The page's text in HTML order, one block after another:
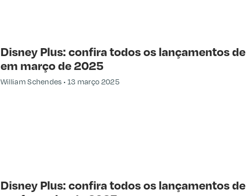
Disney Plus: confira todos os lançamentos
em março de 2025
William Schendes 13 março 2025
Disney Plus: confira todos os lançamentos